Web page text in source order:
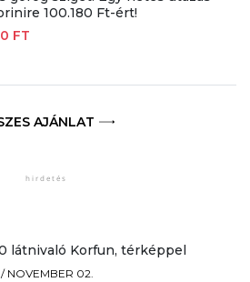
100.180 Ft-ért!
FT
AJÁNLAT
látnivaló Korfun, térképpel
/ NOVEMBER 02.